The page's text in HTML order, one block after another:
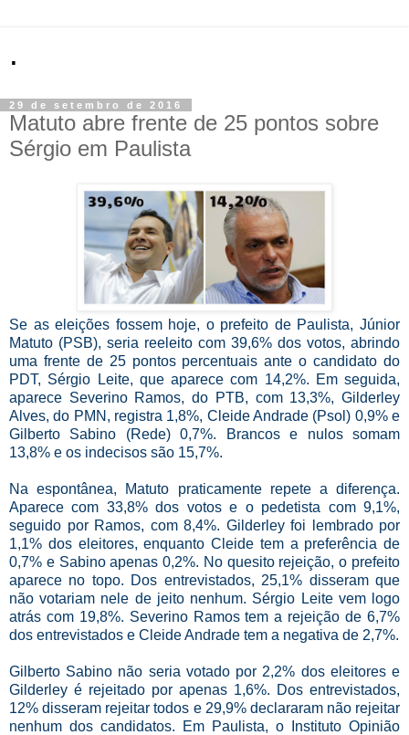
.
29 de setembro de 2016
Matuto abre frente de 25 pontos sobre
Sérgio em Paulista
Se as eleições fossem hoje, o prefeito de Paulista, Júnior
Matuto (PSB), seria reeleito com 39,6% dos votos, abrindo
uma frente de 25 pontos percentuais ante o candidato do
PDT, Sérgio Leite, que aparece com 14,2%. Em seguida,
aparece Severino Ramos, do PTB, com 13,3%, Gilderley
Alves, do PMN, registra 1,8%, Cleide Andrade (Psol) 0,9% e
Gilberto Sabino (Rede) 0,7%. Brancos e nulos somam
13,8% e os indecisos são 15,7%.
Na espontânea, Matuto praticamente repete a diferença.
Aparece com 33,8% dos votos e o pedetista com 9,1%,
seguido por Ramos, com 8,4%. Gilderley foi lembrado por
1,1% dos eleitores, enquanto Cleide tem a preferência de
0,7% e Sabino apenas 0,2%. No quesito rejeição, o prefeito
aparece no topo. Dos entrevistados, 25,1% disseram que
não votariam nele de jeito nenhum. Sérgio Leite vem logo
atrás com 19,8%. Severino Ramos tem a rejeição de 6,7%
dos entrevistados e Cleide Andrade tem a negativa de 2,7%.
Gilberto Sabino não seria votado por 2,2% dos eleitores e
Gilderley é rejeitado por apenas 1,6%. Dos entrevistados,
12% disseram rejeitar todos e 29,9% declararam não rejeitar
nenhum dos candidatos. Em Paulista, o Instituto Opinião